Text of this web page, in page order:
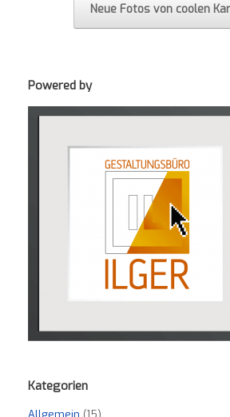
Neue Fotos von coolen
Powered by
Kategorien
Allgemein (15)